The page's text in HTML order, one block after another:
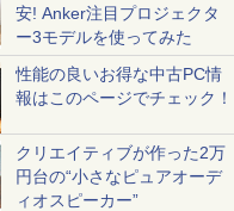
安! Anker注目プロジェクタ
ー3モデルを使ってみた
性能の良いお得な中古PC情
報はこのページでチェック！
クリエイティブが作った2万
円台の“小さなピュアオーデ
ィオスピーカー”